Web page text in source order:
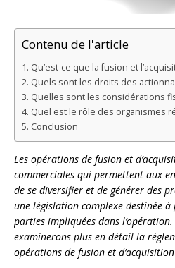
Contenu de l'article
Qu’est-ce que la fusion et
Quels sont les droits des
Quelles sont les considérations
Quel est le rôle des organismes
Conclusion
Les opérations de fusion et
commerciales qui permettent aux
de se diversifier et de générer des
une législation complexe destinée
parties impliquées dans
examinerons plus en détail la
opérations de fusion et